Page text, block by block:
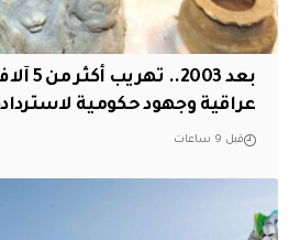
بعد
عراقية وجهود حكومية
قبل 9 ساعات